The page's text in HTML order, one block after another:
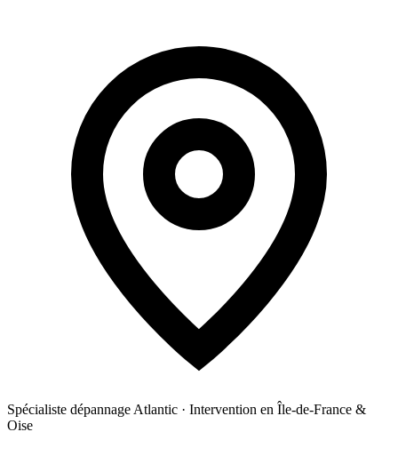
Spécialiste dépannage Atlantic · Intervention en Île-de-France &
Oise